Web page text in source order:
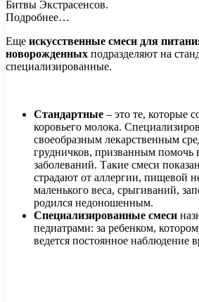
Битвы Экстрасенсов.
Подробнее…
Еще искусственные смеси для
новорожденных подразделяют на
специализированные.
Стандартные – это те, которые
коровьего молока.
своеобразным лекарственным
грудничков, призванным помочь
заболеваний. Такие смеси
страдают от аллергии, пищевой
маленького веса, срыгиваний,
родился недоношенным.
Специализированные смеси
педиатрами: за ребенком,
ведется постоянное наблюдение